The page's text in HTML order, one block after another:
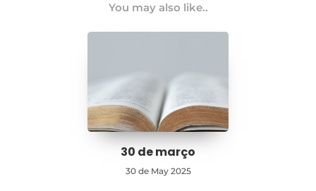
You may also like..
30 de março
30 de May 2025